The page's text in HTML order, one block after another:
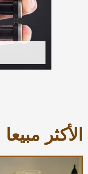
الأكثر مبيعا